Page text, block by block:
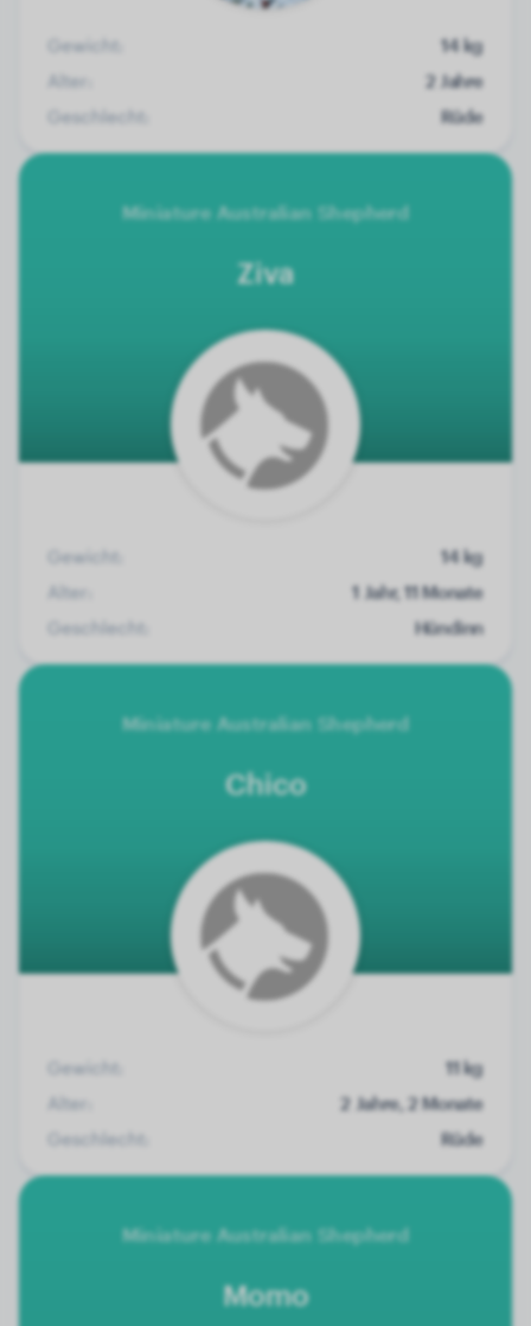
Gewicht:
14 kg
Alter:
2 Jahre
Geschlecht:
Rüde
Miniature Australian Shepherd
Ziva
Gewicht:
14 kg
Alter:
1 Jahr, 11 Monate
Geschlecht:
Hündinn
Miniature Australian Shepherd
Chico
Gewicht:
11 kg
Alter:
2 Jahre, 2 Monate
Geschlecht:
Rüde
Miniature Australian Shepherd
Momo